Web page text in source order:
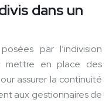
dans un
par l’indivision
mettre en place des
assurer la continuité
aux gestionnaires de